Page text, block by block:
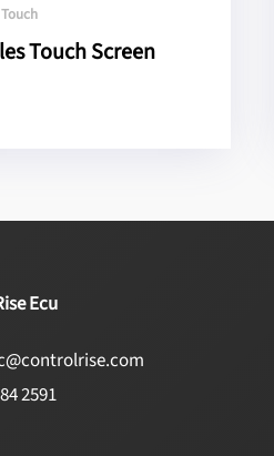
Touch Screen
Ecu
2591